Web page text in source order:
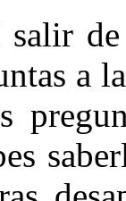
a